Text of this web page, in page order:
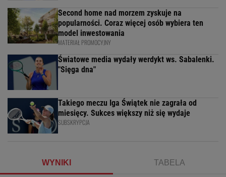
Second home nad morzem zyskuje na
popularności. Coraz więcej osób wybiera ten
model inwestowania
MATERIAŁ PROMOCYJNY
Światowe media wydały werdykt ws. Sabalenki.
"Sięga dna"
Takiego meczu Iga Świątek nie zagrała od
miesięcy. Sukces większy niż się wydaje
SUBSKRYPCJA
WYNIKI TABELA